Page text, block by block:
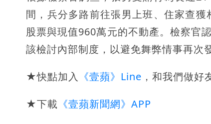
間，兵分多路前往張男上班、住家查
股票與現值960萬元的不動產。檢察官
該檢討內部制度，以避免舞弊情事再次
★快點加入 《壹蘋》Line ，和我們做好
★下載 《壹蘋新聞網》APP